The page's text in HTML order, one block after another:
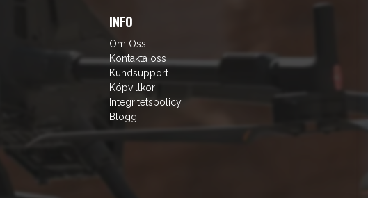
INFO
Om Oss
Kontakta oss
Kundsupport
Köpvillkor
Integritetspolicy
Blogg